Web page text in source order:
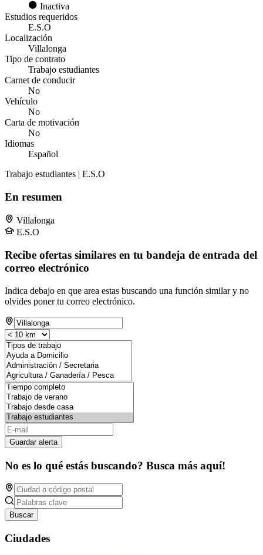
Inactiva
Estudios requeridos
E.S.O
Localización
Villalonga
Tipo de contrato
Trabajo estudiantes
Carnet de conducir
No
Vehículo
No
Carta de motivación
No
Idiomas
Español
Trabajo estudiantes | E.S.O
En resumen
Villalonga
E.S.O
Recibe ofertas similares en tu bandeja de entrada del
correo electrónico
Indica debajo en que area estas buscando una función similar y no
olvides poner tu correo electrónico.
Guardar alerta
No es lo qué estás buscando? Busca más aquí!
Buscar
Ciudades